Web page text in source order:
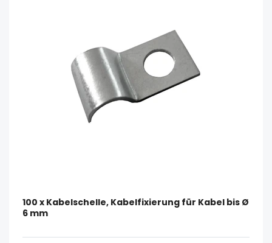
100 x Kabelschelle, Kabelfixierung für Kabel bis Ø
6 mm